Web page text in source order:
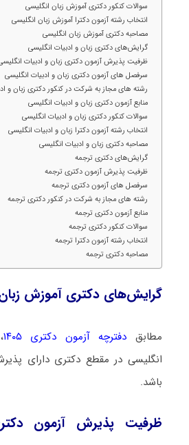
سوالات کنکور دکتری آموزش زبان انگلیسی
انتخاب رشته آزمون دکترا آموزش زبان انگلیسی
مصاحبه دکتری آموزش زبان انگلیسی
گرایش‌های دکتری زبان و ادبیات انگلیسی
ظرفیت پذیرش آزمون دکتری زبان و ادبیات
سرفصل های آزمون دکتری زبان و ادبیات انگلیسی
رشته های مجاز به شرکت در کنکور دکتری زبان و
منابع آزمون دکتری زبان و ادبیات انگلیسی
سوالات کنکور دکتری زبان و ادبیات انگلیسی
انتخاب رشته آزمون دکترا زبان و ادبیات انگلیسی
مصاحبه دکتری زبان و ادبیات انگلیسی
گرایش‌های دکتری ترجمه
ظرفیت پذیرش آزمون دکتری ترجمه
سرفصل های آزمون دکتری ترجمه
رشته های مجاز به شرکت در کنکور دکتری ترجمه
منابع آزمون دکتری ترجمه
سوالات کنکور دکتری ترجمه
انتخاب رشته آزمون دکترا ترجمه
مصاحبه دکتری ترجمه
گرایش‌های دکتری آموزش
مطابق دفترچه آزمون دکتری ۱۴۰۵
انگلیسی در مقطع دکتری دارای
باشد.
ظرفیت پذیرش آزمون